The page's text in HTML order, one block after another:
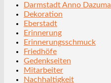
Darmstadt Anno Dazumal
Dekoration
Eberstadt
Erinnerung
Erinnerungsschmuck
Friedhöfe
Gedenkseiten
Mitarbeiter
Nachhaltigkeit